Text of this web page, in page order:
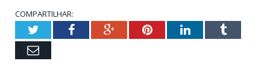
COMPARTILHAR:
TwitterFacebookGoogle+PinterestLinkedInTumblr
Email